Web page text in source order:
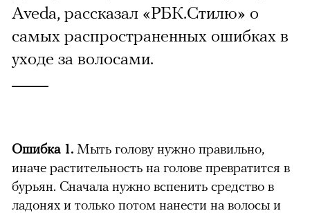
Aveda, рассказал «РБК.Стилю» о
самых распространенных ошибках в
уходе за волосами.
Ошибка 1. Мыть голову нужно правильно,
иначе растительность на голове превратится в
бурьян. Сначала нужно вспенить средство в
ладонях и только потом нанести на волосы и